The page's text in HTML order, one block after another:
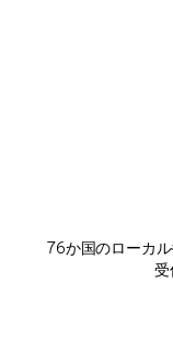
76か国のローカ
受